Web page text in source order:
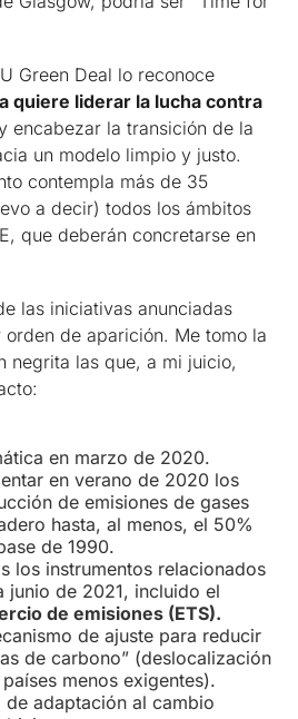
Green Deal lo reconoce
quiere liderar la lucha contra
encabezar la transición de la
un modelo limpio y justo.
contempla más de 35
a decir) todos los ámbitos
que deberán concretarse en
las iniciativas anunciadas
de aparición. Me tomo la
negrita las que, a mi juicio,
en marzo de 2020.
en verano de 2020 los
de emisiones de gases
hasta, al menos, el 50%
de 1990.
los instrumentos relacionados
junio de 2021, incluido el
de emisiones (ETS).
de ajuste para reducir
de carbono” (deslocalización
menos exigentes).
de adaptación al cambio